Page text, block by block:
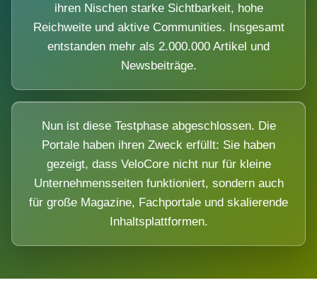
ihren Nischen starke Sichtbarkeit, hohe
Reichweite und aktive Communities. Insgesamt
entstanden mehr als 2.000.000 Artikel und
Newsbeiträge.
Nun ist diese Testphase abgeschlossen. Die
Portale haben ihren Zweck erfüllt: Sie haben
gezeigt, dass VeloCore nicht nur für kleine
Unternehmensseiten funktioniert, sondern auch
für große Magazine, Fachportale und skalierende
Inhaltsplattformen.